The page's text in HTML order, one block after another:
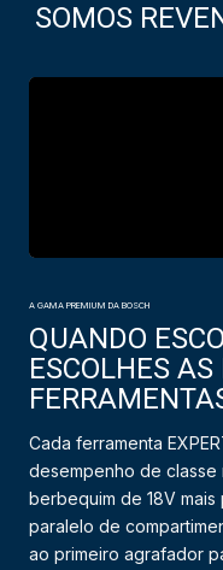
SOMOS
A GAMA PREMIUM DA BOSCH
QUANDO
ESCOLHES
Cada ferramenta
desempenho de classe
berbequim de 18V
paralelo de
ao primeiro agrafador